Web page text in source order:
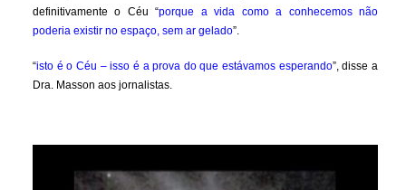
definitivamente o Céu “porque a vida como a conhecemos não
poderia existir no espaço, sem ar gelado”.
“isto é o Céu – isso é a prova do que estávamos esperando”, disse a
Dra. Masson aos jornalistas.